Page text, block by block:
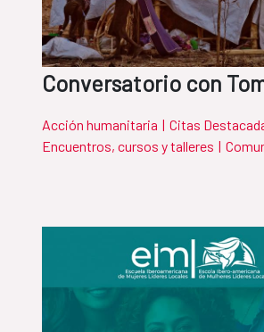
Conversatorio con
Acción humanitaria | Citas
Encuentros, cursos y talleres |